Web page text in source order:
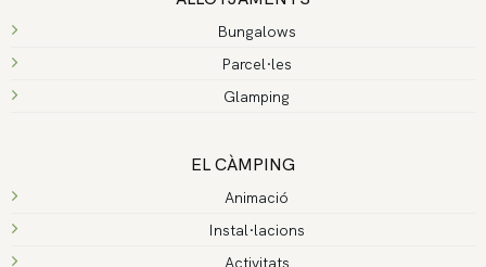
Bungalows
Parcel·les
Glamping
EL CÀMPING
Animació
Instal·lacions
Activitats